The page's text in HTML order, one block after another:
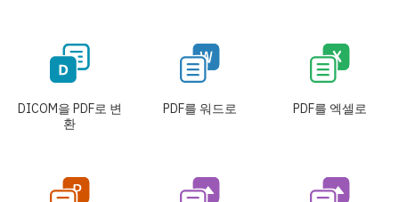
DICOM을 PDF로 변
환
PDF를 워드로 PDF를 엑셀로